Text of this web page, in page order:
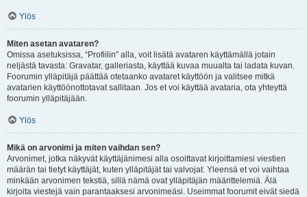
Ylös
Miten asetan avataren?
Omissa asetuksissa, “Profiilin” alla, voit lisätä avataren käyttämällä jotain
neljästä tavasta: Gravatar, galleriasta, käyttää kuvaa muualta tai ladata kuvan.
Foorumin ylläpitäjä päättää otetaanko avataret käyttöön ja valitsee mitkä
avatarien käyttöönottotavat sallitaan. Jos et voi käyttää avataria, ota yhteyttä
foorumin ylläpitäjään.
Ylös
Mikä on arvonimi ja miten vaihdan sen?
Arvonimet, jotka näkyvät käyttäjänimesi alla osoittavat kirjoittamiesi viestien
määrän tai tietyt käyttäjät, kuten ylläpitäjät tai valvojat. Yleensä et voi vaihtaa
minkään arvonimen tekstiä, sillä nämä ovat ylläpitäjän määrittelemiä. Älä
kirjoita viestejä vain parantaaksesi arvonimeäsi. Useimmat foorumit eivät siedä